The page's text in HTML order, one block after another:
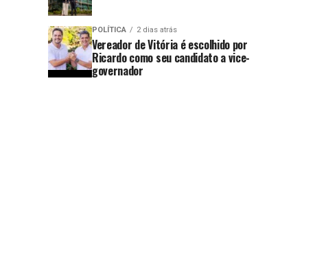
POLÍTICA 2 dias atrás
Vereador de Vitória é escolhido por
Ricardo como seu candidato a vice-
governador